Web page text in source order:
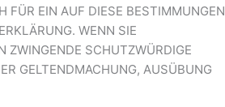
FÜR EIN AUF DIESE BESTIMMUNGEN
WENN SIE
ZWINGENDE SCHUTZWÜRDIGE
GELTENDMACHUNG, AUSÜBUNG